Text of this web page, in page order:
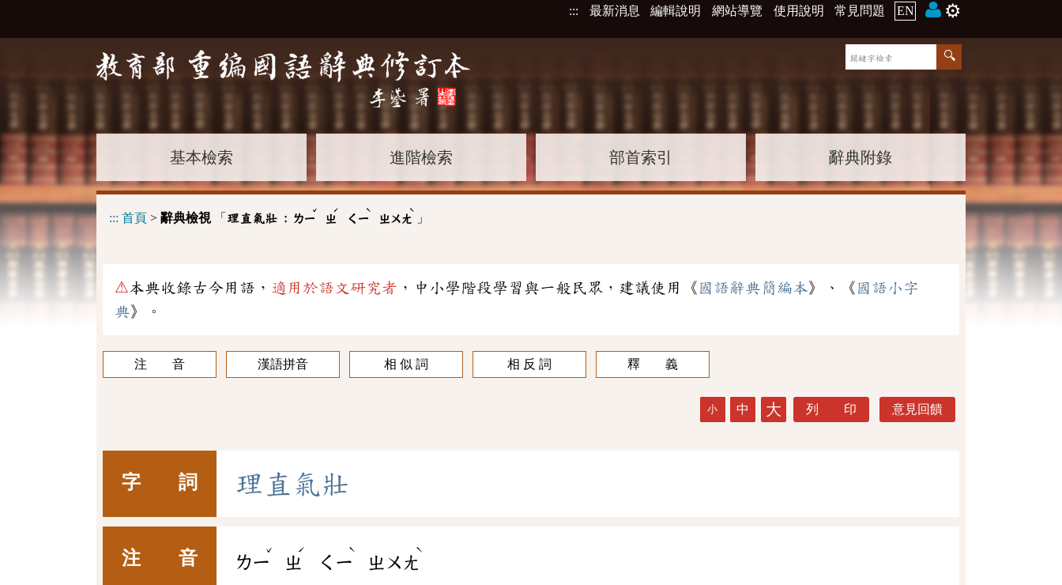
::: 最新消息 編輯說明 網站導覽 使用說明 常見問題 EN ⚙️
基本檢索 進階檢索 部首索引 辭典附錄
::: 首頁 > 辭典檢視「 理直氣壯 : ㄌㄧ
ˇ
ㄓ
ˊ
ㄑㄧ
ˋ
ㄓㄨㄤ
ˋ
」
⚠本典收錄古今用語， 適用於語文研究者 ，中小學階段學習與一般民眾，建議使用《 國語辭典簡編本》、《 國語小字
典》。
注 音 漢語拼音 相 似 詞 相 反 詞 釋 義
小 中 大 列 印 意見回饋
字 詞 理 直 氣壯
注 音 ㄌㄧ
ˇ
ㄓ
ˊ
ㄑㄧ
ˋ
ㄓㄨㄤ
ˋ